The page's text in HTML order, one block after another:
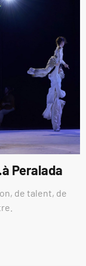
Peralada
de talent, de